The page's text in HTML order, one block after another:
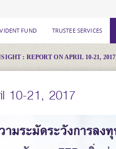
FUND TRUSTEE SERVICES
: REPORT ON APRIL 10-21, 2017
10-21, 2017